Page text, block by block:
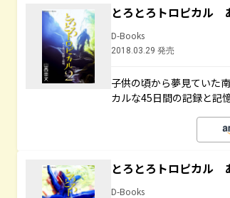
とろとろトロピカル
D-Books
2018.03.29 発売
子供の頃から夢見ていた
カルな45日間の記録と記憶
とろとろトロピカル
D-Books